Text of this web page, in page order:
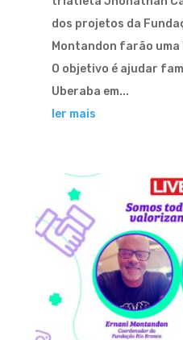
dos projetos da
Montandon farão uma
O objetivo é ajudar
Uberaba em...
ler mais